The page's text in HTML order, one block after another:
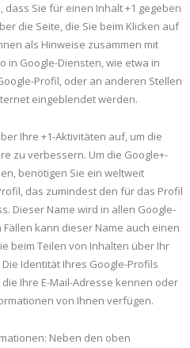
Sie für einen Inhalt +1 gegeben
die Seite, die Sie beim Klicken auf
als Hinweise zusammen mit
in Google-Diensten, wie etwa in
Profil, oder an anderen Stellen
eingeblendet werden.
Ihre +1-Aktivitäten auf, um die
zu verbessern. Um die Google+-
benötigen Sie ein weltweit
das zumindest den für das Profil
Dieser Name wird in allen Google-
kann dieser Name auch einen
beim Teilen von Inhalten über Ihr
Identität Ihres Google-Profils
Ihre E-Mail-Adresse kennen oder
von Ihnen verfügen.
Neben den oben